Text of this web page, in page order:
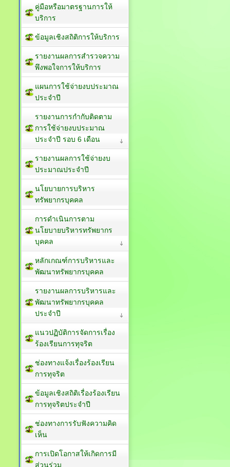
คู่มือหรือมาตรฐานการให้
บริการ
ข้อมูลเชิงสถิติการให้บริการ
รายงานผลการสำรวจความ
พึงพอใจการให้บริการ
แผนการใช้จ่ายงบประมาณ
ประจำปี
รายงานการกำกับติดตาม
การใช้จ่ายงบประมาณ
ประจำปี รอบ 6 เดือน
รายงานผลการใช้จ่ายงบ
ประมาณประจำปี
นโยบายการบริหาร
ทรัพยากรบุคคล
การดำเนินการตาม
นโยบายบริหารทรัพยากร
บุคคล
หลักเกณฑ์การบริหารและ
พัฒนาทรัพยากรบุคคล
รายงานผลการบริหารและ
พัฒนาทรัพยากรบุคคล
ประจำปี
แนวปฏิบัติการจัดการเรื่อง
ร้องเรียนการทุจริต
ช่องทางแจ้งเรื่องร้องเรียน
การทุจริต
ข้อมูลเชิงสถิติเรื่องร้องเรียน
การทุจริตประจำปี
ช่องทางการรับฟังความคิด
เห็น
การเปิดโอกาสให้เกิดการมี
ส่วนร่วม